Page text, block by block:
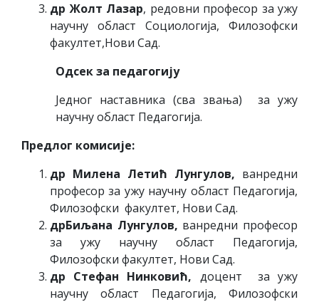
дрЖолт Лазар, редовни професор за ужу
научну област Социологија, Филозофски
факултет,Нови Сад.
Одсек за педагогију
Једног наставника (сва звања) за ужу
научну област Педагогија.
Предлог комисије:
др Милена Летић Лунгулов, ванредни
професор за ужу научну област Педагогија,
Филозофски факултет, Нови Сад.
дрБиљана Лунгулов, ванредни професор
за ужу научну област Педагогија,
Филозофски факултет, Нови Сад.
др Стефан Нинковић, доцент за ужу
научну област Педагогија, Филозофски